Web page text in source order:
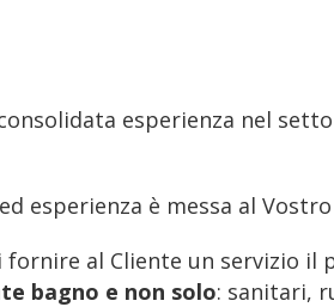
esperienza nel
esperienza è messa al
al Cliente un servizio il
bagno e non solo: sanitari,